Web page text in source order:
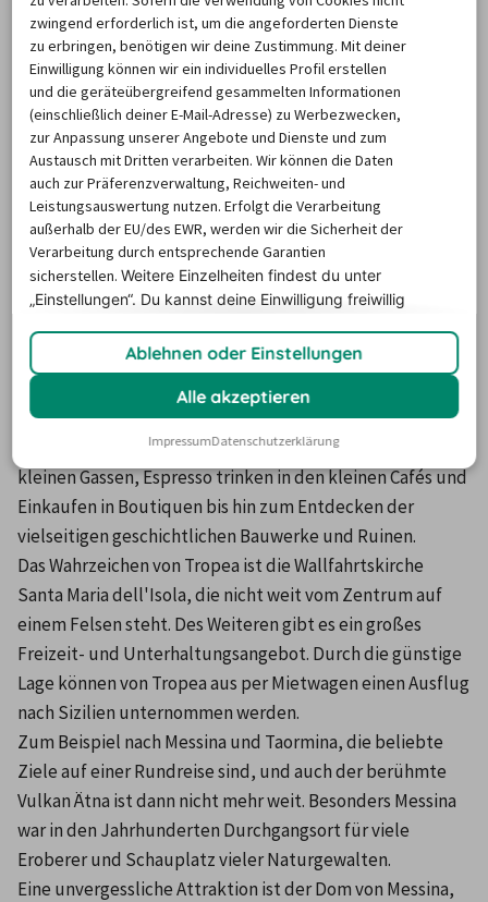
Die Anreise nach Tropea von Deutschland aus erfolgt am
schnellsten per Flug. Die Flughäfen Lamezia Terme (SUF)
und Reggio Calabria (REG) sind je nach Abflugort, zum
Beispiel Köln, etwa in drei Stunden erreichbar.
Chartergesellschaften und Billigflieger haben die Region
für sich entdeckt und bieten in Verbindung mit einem
Mietwagen in Tropea einen individuellen Urlaub.
Mit dem Mietwagen um Tropea eine
Rundreise genießen
Außer den bereits genannten, wunderschönen Stränden
kann Tropea alles bieten, was man sich auf einer
italienischen Reise wünschen kann. Vom Bummeln in
kleinen Gassen, Espresso trinken in den kleinen Cafés und
Einkaufen in Boutiquen bis hin zum Entdecken der
vielseitigen geschichtlichen Bauwerke und Ruinen.
Das Wahrzeichen von Tropea ist die Wallfahrtskirche
Santa Maria dell'Isola, die nicht weit vom Zentrum auf
einem Felsen steht. Des Weiteren gibt es ein großes
Freizeit- und Unterhaltungsangebot. Durch die günstige
Lage können von Tropea aus per Mietwagen einen Ausflug
nach Sizilien unternommen werden.
Zum Beispiel nach Messina und Taormina, die beliebte
Ziele auf einer Rundreise sind, und auch der berühmte
Vulkan Ätna ist dann nicht mehr weit. Besonders Messina
war in den Jahrhunderten Durchgangsort für viele
Eroberer und Schauplatz vieler Naturgewalten.
Eine unvergessliche Attraktion ist der Dom von Messina,
zwingend erforderlich ist, um die angeforderten Dienste
zu erbringen, benötigen wir deine Zustimmung. Mit deiner
Einwilligung können wir ein individuelles Profil erstellen
und die geräteübergreifend gesammelten Informationen
(einschließlich deiner E-Mail-Adresse) zu Werbezwecken,
zur Anpassung unserer Angebote und Dienste und zum
Austausch mit Dritten verarbeiten. Wir können die Daten
auch zur Präferenzverwaltung, Reichweiten- und
Leistungsauswertung nutzen. Erfolgt die Verarbeitung
außerhalb der EU/des EWR, werden wir die Sicherheit der
Verarbeitung durch entsprechende Garantien
sicherstellen.Weitere Einzelheiten findest du unter
„Einstellungen“. Du kannst deine Einwilligung freiwillig
Ablehnen oder Einstellungen
Alle akzeptieren
ImpressumDatenschutzerklärung